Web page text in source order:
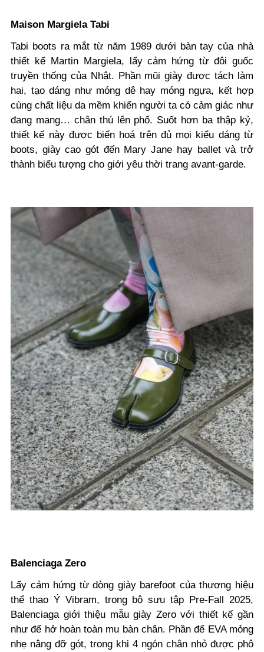
Maison Margiela Tabi
Tabi boots ra mắt từ năm 1989 dưới bàn tay của nhà
thiết kế Martin Margiela, lấy cảm hứng từ đôi guốc
truyền thống của Nhật. Phần mũi giày được tách làm
hai, tạo dáng như móng dê hay móng ngựa, kết hợp
cùng chất liệu da mềm khiến người ta có cảm giác như
đang mang… chân thú lên phố. Suốt hơn ba thập kỷ,
thiết kế này được biến hoá trên đủ mọi kiểu dáng từ
boots, giày cao gót đến Mary Jane hay ballet và trở
thành biểu tượng cho giới yêu thời trang avant-garde.
Balenciaga Zero
Lấy cảm hứng từ dòng giày barefoot của thương hiệu
thể thao Ý Vibram, trong bộ sưu tập Pre-Fall 2025,
Balenciaga giới thiệu mẫu giày Zero với thiết kế gần
như để hở hoàn toàn mu bàn chân. Phần đế EVA mỏng
nhẹ nâng đỡ gót, trong khi 4 ngón chân nhỏ được phô